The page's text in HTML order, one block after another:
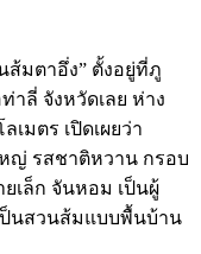
ส้มตาอึ่ง” ตั้งอยู่ที่ภู
าลี่ จังหวัดเลย ห่าง
มตร เปิดเผยว่า
ญ่ รสชาติหวาน กรอบ
เล็ก จันหอม เป็นผู้
ป็นสวนส้มแบบพื้นบ้าน